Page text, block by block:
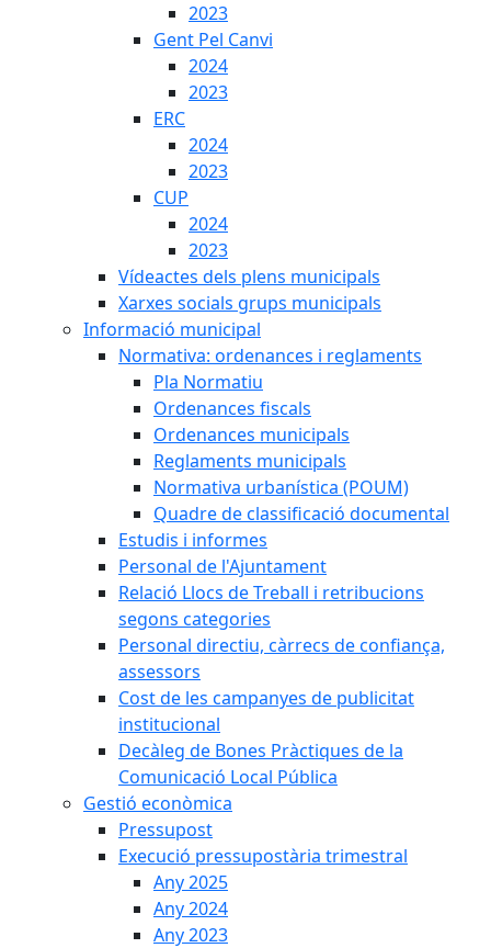
2023
Gent Pel Canvi
2024
2023
ERC
2024
2023
CUP
2024
2023
Vídeactes dels plens municipals
Xarxes socials grups municipals
Informació municipal
Normativa: ordenances i reglaments
Pla Normatiu
Ordenances fiscals
Ordenances municipals
Reglaments municipals
Normativa urbanística (POUM)
Quadre de classificació documental
Estudis i informes
Personal de l'Ajuntament
Relació Llocs de Treball i retribucions
segons categories
Personal directiu, càrrecs de confiança,
assessors
Cost de les campanyes de publicitat
institucional
Decàleg de Bones Pràctiques de la
Comunicació Local Pública
Gestió econòmica
Pressupost
Execució pressupostària trimestral
Any 2025
Any 2024
Any 2023